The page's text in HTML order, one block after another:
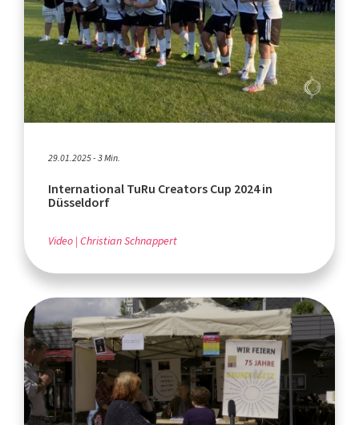
29.01.2025 - 3 Min.
International TuRu Creators Cup 2024 in
Düsseldorf
Video Christian Schnappert